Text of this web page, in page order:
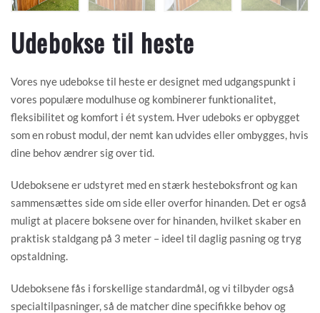
Udebokse til heste
Vores nye udebokse til heste er designet med udgangspunkt i
vores populære modulhuse og kombinerer funktionalitet,
fleksibilitet og komfort i ét system. Hver udeboks er opbygget
som en robust modul, der nemt kan udvides eller ombygges, hvis
dine behov ændrer sig over tid.
Udeboksene er udstyret med en stærk hesteboksfront og kan
sammensættes side om side eller overfor hinanden. Det er også
muligt at placere boksene over for hinanden, hvilket skaber en
praktisk staldgang på 3 meter – ideel til daglig pasning og tryg
opstaldning.
Udeboksene fås i forskellige standardmål, og vi tilbyder også
specialtilpasninger, så de matcher dine specifikke behov og